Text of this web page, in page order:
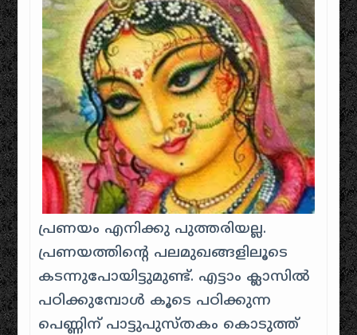
പ്രണയം എനിക്കു പുത്തരിയല്ല.
പ്രണയത്തിന്റെ പലമുഖങ്ങളിലൂടെ
കടന്നുപോയിട്ടുമുണ്ട്. എട്ടാം ക്ലാസില്‍
പഠിക്കുമ്പോള്‍ കൂടെ പഠിക്കുന്ന
പെണ്ണിന്‌ പാട്ടുപുസ്തകം കൊടുത്ത്